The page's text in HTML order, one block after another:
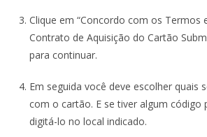
Clique em “Concordo com os Termos
Contrato de Aquisição do Cartão
para continuar.
Em seguida você deve escolher quais
com o cartão. E se tiver algum código
digitá-lo no local indicado.